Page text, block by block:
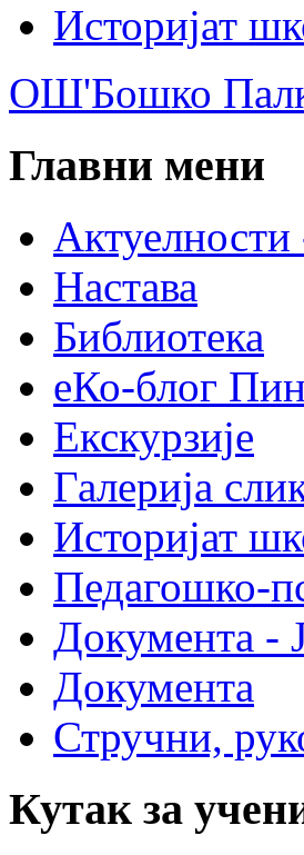
Историјат
ОШ'Бошко
Главни мени
Настава
Библиотека
еКо-блог
Екскурзије
Галерија
Историјат
Педагошко-
Документа -
Документа
Стручни,
Кутак за